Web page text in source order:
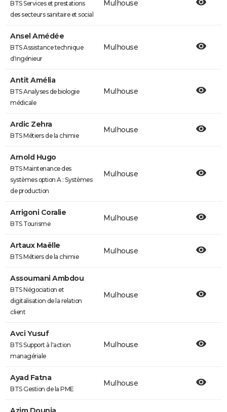
BTS Services et prestations
des secteurs sanitaire et social
Mulhouse
Ansel Amédée
BTS Assistance technique
d'ingénieur
Mulhouse
Antit Amélia
BTS Analyses de biologie
médicale
Mulhouse
Ardic Zehra
BTS Métiers de la chimie
Mulhouse
Arnold Hugo
BTS Maintenance des
systèmes option A : Systèmes
de production
Mulhouse
Arrigoni Coralie
BTS Tourisme
Mulhouse
Artaux Maëlle
BTS Métiers de la chimie
Mulhouse
Assoumani Ambdou
BTS Négociation et
digitalisation de la relation
client
Mulhouse
Avci Yusuf
BTS Support à l'action
managériale
Mulhouse
Ayad Fatna
BTS Gestion de la PME
Mulhouse